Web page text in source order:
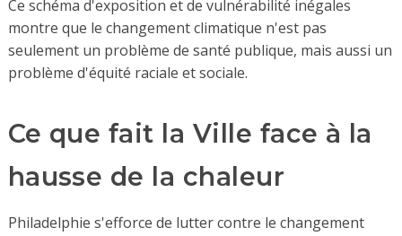
Ce schéma d'exposition et de vulnérabilité inégales
montre que le changement climatique n'est pas
seulement un problème de santé publique, mais aussi un
problème d'équité raciale et sociale.
Ce que fait la Ville face à la
hausse de la chaleur
Philadelphie s'efforce de lutter contre le changement